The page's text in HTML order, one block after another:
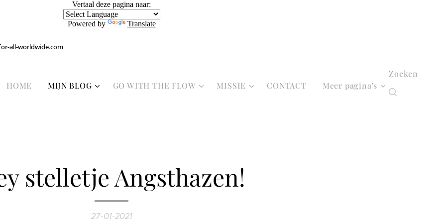
Vertaal deze pagina naar:
Powered by Translate
all-worldwide.com
HOME MIJN BLOG GO WITH THE FLOW MISSIE CONTACT Meer pagina's
Zoeken
stelletje Angsthazen!
27-01-2021